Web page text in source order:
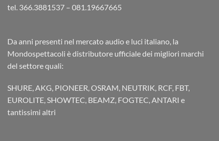
tel. 366.3881537 – 081.19667665
Da anni presenti nel mercato audio e luci italiano, la
Mondospettacoli è distributore ufficiale dei migliori marchi
del settore quali:
SHURE, AKG, PIONEER, OSRAM, NEUTRIK, RCF, FBT,
EUROLITE, SHOWTEC, BEAMZ, FOGTEC, ANTARI e
tantissimi altri